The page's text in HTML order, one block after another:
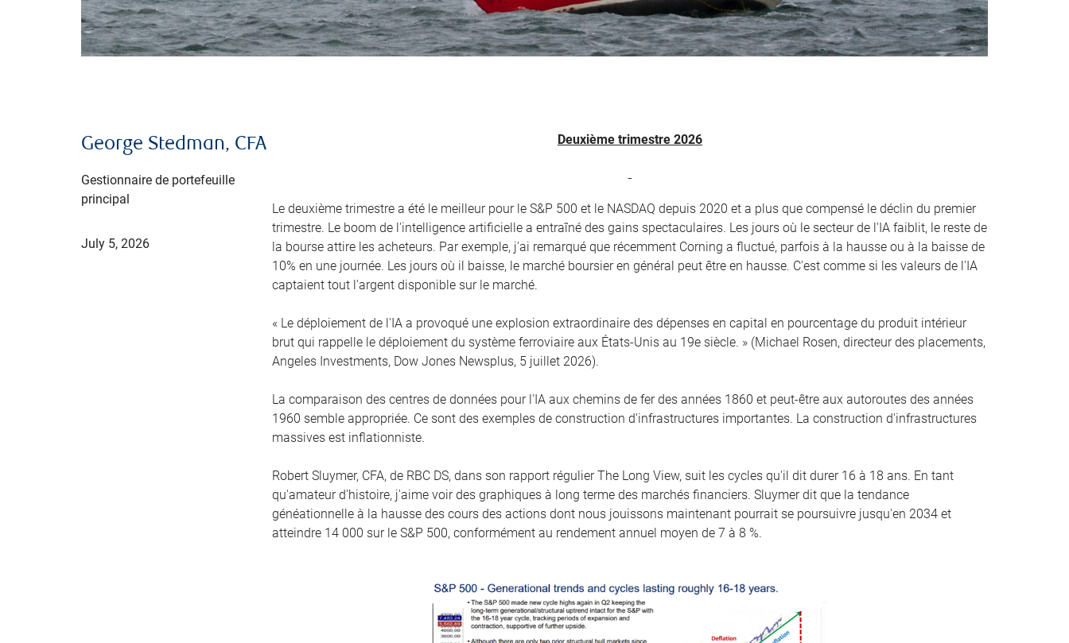
George Stedman, CFA
Gestionnaire de portefeuille
principal
July 5, 2026
Deuxième trimestre 2026
Le deuxième trimestre a été le meilleur pour le S&P 500 et le NASDAQ depuis 2020 et a plus que compensé le déclin du premier
trimestre. Le boom de l'intelligence artificielle a entraîné des gains spectaculaires. Les jours où le secteur de l'IA faiblit, le reste de
la bourse attire les acheteurs. Par exemple, j'ai remarqué que récemment Corning a fluctué, parfois à la hausse ou à la baisse de
10% en une journée. Les jours où il baisse, le marché boursier en général peut être en hausse. C'est comme si les valeurs de l'IA
captaient tout l'argent disponible sur le marché.
« Le déploiement de l'IA a provoqué une explosion extraordinaire des dépenses en capital en pourcentage du produit intérieur
brut qui rappelle le déploiement du système ferroviaire aux États-Unis au 19e siècle. » (Michael Rosen, directeur des placements,
Angeles Investments, Dow Jones Newsplus, 5 juillet 2026).
La comparaison des centres de données pour l'IA aux chemins de fer des années 1860 et peut-être aux autoroutes des années
1960 semble appropriée. Ce sont des exemples de construction d'infrastructures importantes. La construction d'infrastructures
massives est inflationniste.
Robert Sluymer, CFA, de RBC DS, dans son rapport régulier The Long View, suit les cycles qu'il dit durer 16 à 18 ans. En tant
qu'amateur d'histoire, j'aime voir des graphiques à long terme des marchés financiers. Sluymer dit que la tendance
généationnelle à la hausse des cours des actions dont nous jouissons maintenant pourrait se poursuivre jusqu'en 2034 et
atteindre 14 000 sur le S&P 500, conformément au rendement annuel moyen de 7 à 8 %.